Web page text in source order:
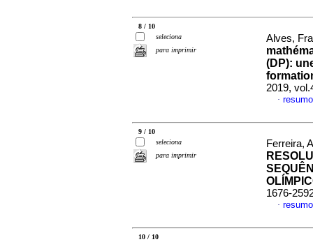
8 / 10
seleciona
para imprimir
Alves,
(DP):
2019,
·
9 / 10
seleciona
para imprimir
Ferreira,
1676-
·
10 / 10